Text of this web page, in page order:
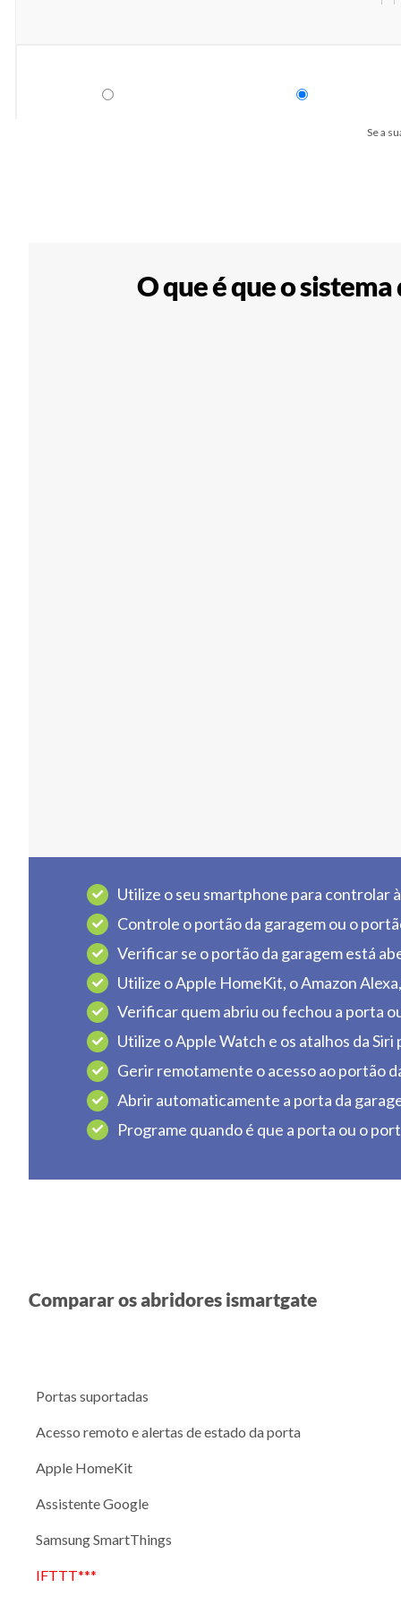
Se a
O que é que o
Utilize o seu smartphone para controlar
Controle o portão da garagem ou o
Verificar se o portão da garagem está
Utilize o Apple HomeKit, o Amazon
Verificar quem abriu ou fechou a porta
Utilize o Apple Watch e os atalhos da
Gerir remotamente o acesso ao portão
Abrir automaticamente a porta da
Programe quando é que a porta ou o
Comparar os abridores ismartgate
Portas suportadas
Acesso remoto e alertas de estado da porta
Apple HomeKit
Assistente Google
Samsung SmartThings
IFTTT***